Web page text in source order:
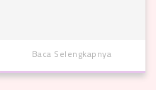
Baca Selengkapnya